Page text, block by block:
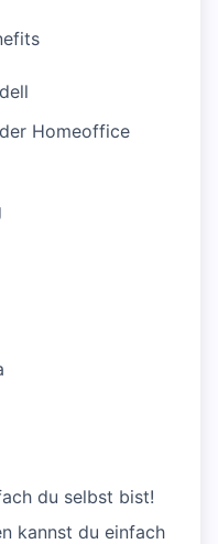
Homeoffice
du selbst bist!
kannst du einfach